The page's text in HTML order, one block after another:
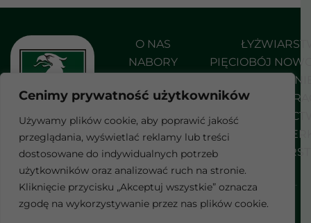
Cenimy prywatność użytkowników
Używamy plików cookie, aby poprawić jakość
przeglądania, wyświetlać reklamy lub treści
dostosowane do indywidualnych potrzeb
użytkowników oraz analizować ruch na stronie.
Kliknięcie przycisku „Akceptuj wszystkie” oznacza
zgodę na wykorzystywanie przez nas plików cookie.
O NAS
NABORY
DO POBRANIA
KONTAKT
F
a
c
e
b
o
PIĘCIOBÓJ
SHORT
POLITYKA PRYWATNOŚCI
Wszelkie prawa zastrzeżone